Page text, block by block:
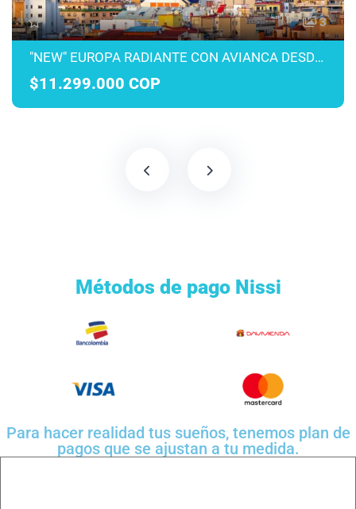
3
"NEW" EUROPA RADIANTE CON AVIANCA DESDE MEDELLÍN MARZO A JULIO 2027
$11.299.000 COP
Métodos de pago Nissi
Para hacer realidad tus sueños, tenemos plan de
pagos que se ajustan a tu medida.